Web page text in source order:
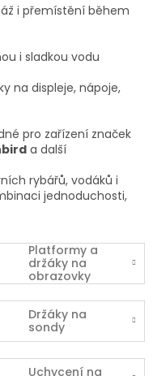
i přemístění během
i sladkou vodu
na displeje, nápoje,
pro zařízení značek
a další
rybářů, vodáků i
jednoduchosti,
Platformy a
držáky na
obrazovky
Držáky na
sondy
Uchycení na